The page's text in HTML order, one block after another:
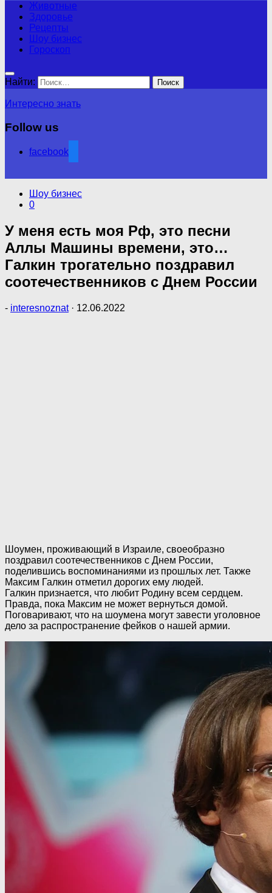
Животные
Здоровье
Рецепты
Шоу бизнес
Гороскоп
Найти:
Интересно знать
Follow us
facebook
Шоу бизнес
0
У меня есть моя Рф, это песни
Аллы Машины времени, это…
Галкин трогательно поздравил
соотечественников с Днем России
- interesnoznat · 12.06.2022
Шоумен, проживающий в Израиле, своеобразно
поздравил соотечественников с Днем России,
поделившись воспоминаниями из прошлых лет. Также
Максим Галкин отметил дорогих ему людей.
Галкин признается, что любит Родину всем сердцем.
Правда, пока Максим не может вернуться домой.
Поговаривают, что на шоумена могут завести уголовное
дело за распространение фейков о нашей армии.